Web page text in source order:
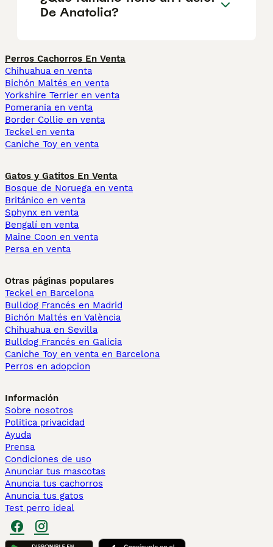
De Anatolia?
Perros Cachorros En Venta
Chihuahua en venta
Bichón Maltés en venta
Yorkshire Terrier en venta
Pomerania en venta
Border Collie en venta
Teckel en venta
Caniche Toy en venta
Gatos y Gatitos En Venta
Bosque de Noruega en venta
Británico en venta
Sphynx en venta
Bengalí en venta
Maine Coon en venta
Persa en venta
Otras páginas populares
Teckel en Barcelona
Bulldog Francés en Madrid
Bichón Maltés en València
Chihuahua en Sevilla
Bulldog Francés en Galicia
Caniche Toy en venta en Barcelona
Perros en adopcion
Información
Sobre nosotros
Politica privacidad
Ayuda
Prensa
Condiciones de uso
Anunciar tus mascotas
Anuncia tus cachorros
Anuncia tus gatos
Test perro ideal